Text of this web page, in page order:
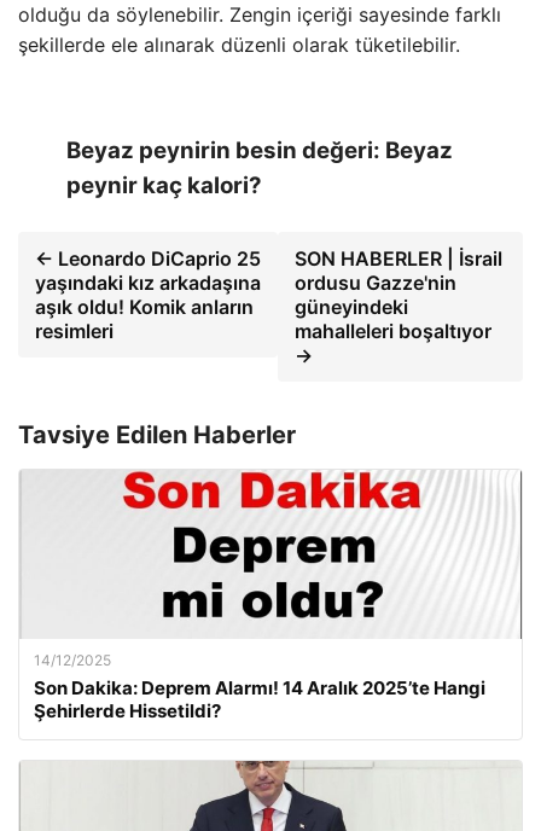
olduğu da söylenebilir. Zengin içeriği sayesinde farklı
şekillerde ele alınarak düzenli olarak tüketilebilir.
Beyaz peynirin besin değeri: Beyaz
peynir kaç kalori?
← Leonardo DiCaprio 25
yaşındaki kız arkadaşına
aşık oldu! Komik anların
resimleri
SON HABERLER | İsrail
ordusu Gazze'nin
güneyindeki
mahalleleri boşaltıyor
→
Tavsiye Edilen Haberler
14/12/2025
Son Dakika: Deprem Alarmı! 14 Aralık 2025’te Hangi
Şehirlerde Hissetildi?